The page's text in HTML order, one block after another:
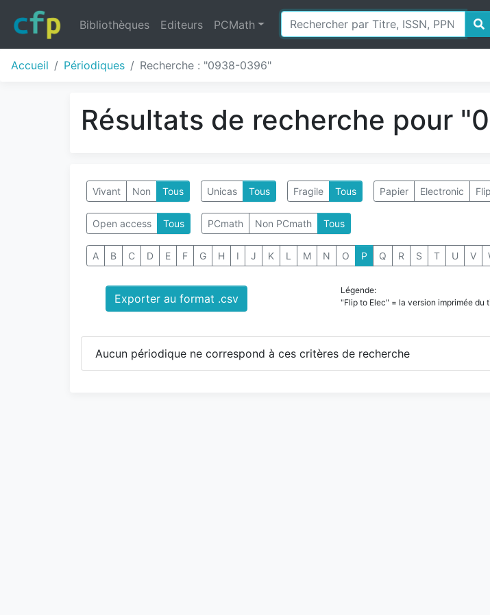
Bibliothèques Editeurs PCMath
Accueil Périodiques Recherche : "0938-0396"
Résultats de recherche pour
Vivant Non Tous Unicas Tous Fragile Tous Papier Electronic
Open access Tous PCmath Non PCmath Tous
A B C D E F G H I J K L M N O P Q R S T U V
Exporter au format .csv
Légende:
"Flip to Elec" = la version imprimée
Aucun périodique ne correspond à ces critères de recherche